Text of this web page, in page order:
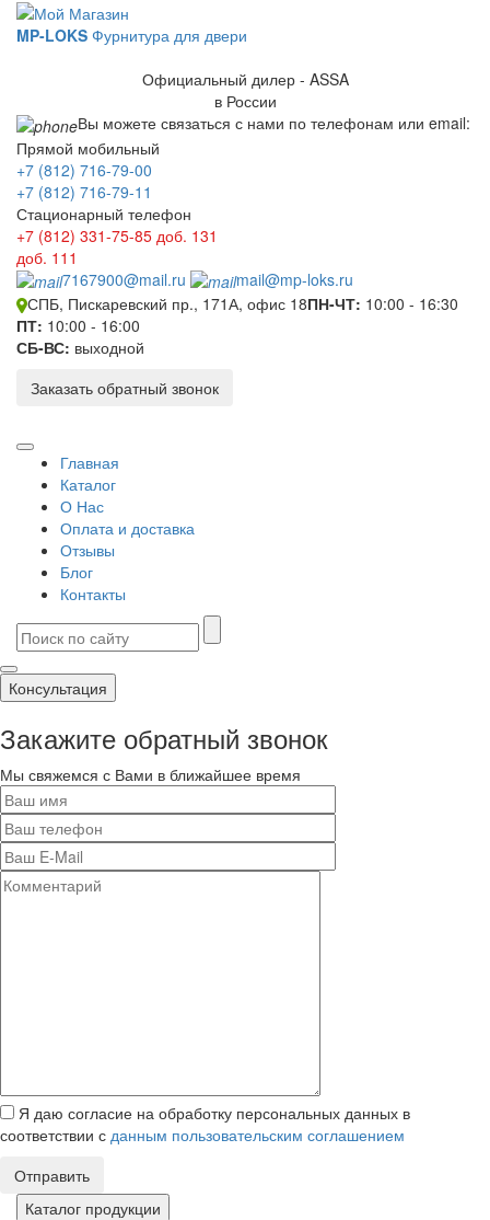
MP-LOKS Фурнитура для двери
Официальный дилер - ASSA
в России
Вы можете связаться с нами по телефонам или email:
Прямой мобильный
+7 (812) 716-79-00
+7 (812) 716-79-11
Стационарный телефон
+7 (812) 331-75-85 доб. 131
доб. 111
7167900@mail.ru
mail@mp-loks.ru
СПБ, Пискаревский пр., 171А, офис 18ПН-ЧТ: 10:00 - 16:30
ПТ: 10:00 - 16:00
СБ-ВС: выходной
Заказать обратный звонок
Главная
Каталог
О Нас
Оплата и доставка
Отзывы
Блог
Контакты
Консультация
Закажите обратный звонок
Мы свяжемся с Вами в ближайшее время
Я даю согласие на обработку персональных данных в
соответствии с данным пользовательским соглашением
Отправить
Каталог продукции